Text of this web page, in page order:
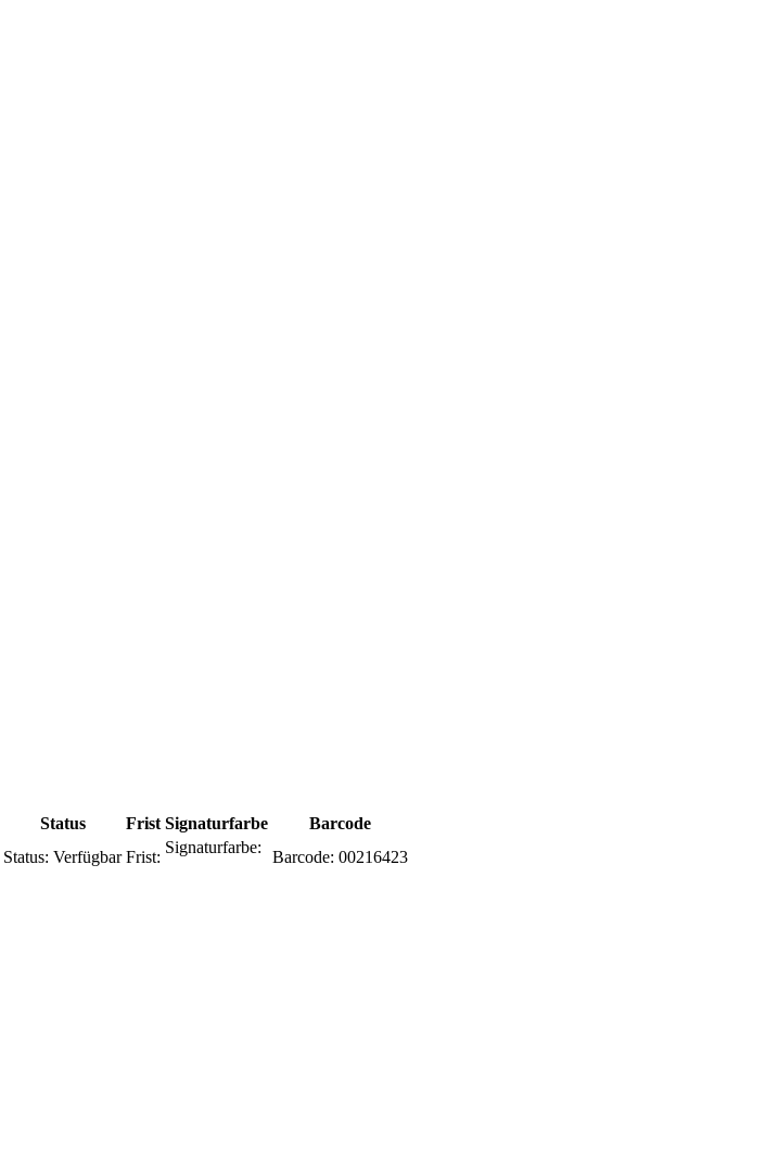
Status Frist Signaturfarbe
Barcode
Status: Verfügbar Frist:
Signaturfarbe:
Barcode: 00216423